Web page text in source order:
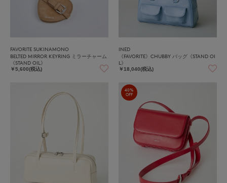
FAVORITE SUKINAMONO
BELTED MIRROR KEYRING ミラーチャーム
《STAND OIL》
￥5,600(税込)
INED
《FAVORITE》CHUBBY バッグ《STAND OI
L》
￥18,040(税込)
40%
OFF